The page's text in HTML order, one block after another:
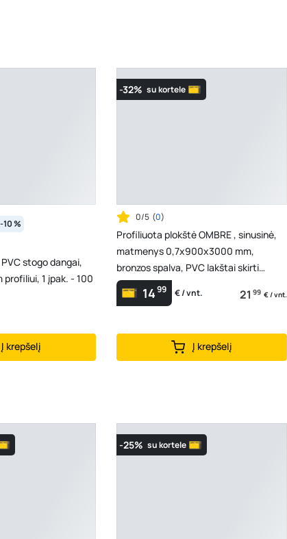
%
stogo dangai,
1 įpak. - 100
Į krepšelį
-32% su kortele
0/5 (0)
Profiliuota plokštė OMBRE , sinusinė,
matmenys 0,7x900x3000 mm,
bronzos spalva, PVC lakštai skirti
pastogėms, terasoms
1499 € / vnt. 21 99 € / vnt.
Į krepšelį
-25% su kortele